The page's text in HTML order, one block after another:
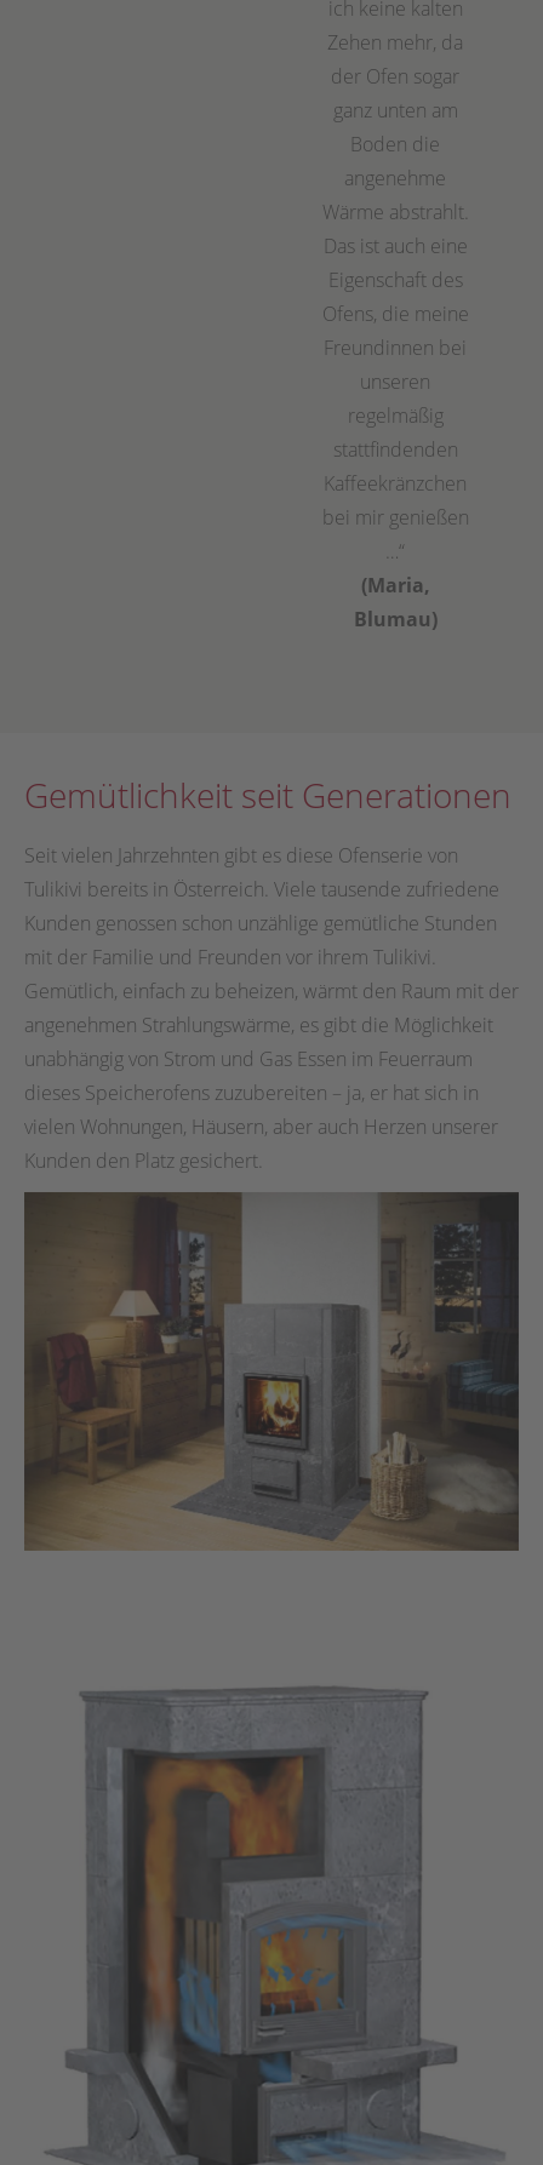
ich keine kalten
Zehen mehr, da
der Ofen sogar
ganz unten am
Boden die
angenehme
Wärme abstrahlt.
Das ist auch eine
Eigenschaft des
Ofens, die meine
Freundinnen bei
unseren
regelmäßig
stattfindenden
Kaffeekränzchen
bei mir genießen
…“
(Maria,
Blumau)
Gemütlichkeit seit Generationen
Seit vielen Jahrzehnten gibt es diese Ofenserie von
Tulikivi bereits in Österreich. Viele tausende zufriedene
Kunden genossen schon unzählige gemütliche Stunden
mit der Familie und Freunden vor ihrem Tulikivi.
Gemütlich, einfach zu beheizen, wärmt den Raum mit der
angenehmen Strahlungswärme, es gibt die Möglichkeit
unabhängig von Strom und Gas Essen im Feuerraum
dieses Speicherofens zuzubereiten – ja, er hat sich in
vielen Wohnungen, Häusern, aber auch Herzen unserer
Kunden den Platz gesichert.